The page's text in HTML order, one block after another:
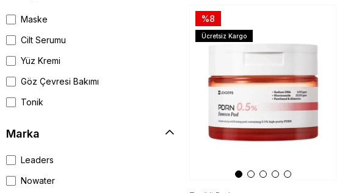
Retinol | Retinal
Maske
Cilt Serumu
Yüz Kremi
Göz Çevresi Bakımı
Tonik
Marka
Leaders
Nowater
%8
Ücretsiz Kargo